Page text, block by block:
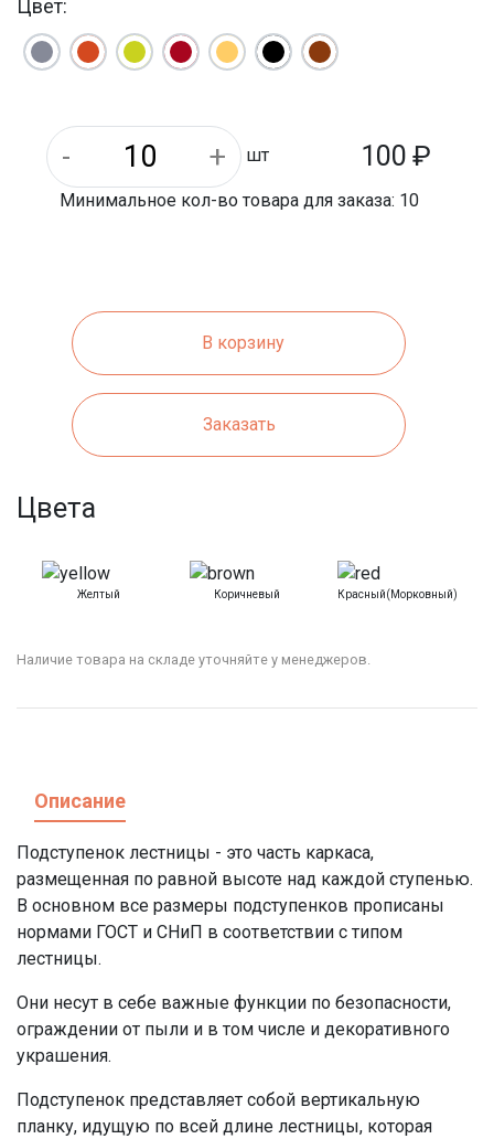
Длина:
Ширина:
Цвет:
шт 100 ₽
Минимальное кол-во товара для заказа: 10
В корзину
Заказать
Цвета
Желтый Коричневый Красный(морковный)
Наличие товара на складе уточняйте у менеджеров.
Описание
Подступенок лестницы - это часть каркаса,
размещенная по равной высоте над каждой ступенью.
В основном все размеры подступенков прописаны
нормами ГОСТ и СНиП в соответствии с типом
лестницы.
Они несут в себе важные функции по безопасности,
ограждении от пыли и в том числе и декоративного
украшения.
Подступенок представляет собой вертикальную
планку, идущую по всей длине лестницы, которая